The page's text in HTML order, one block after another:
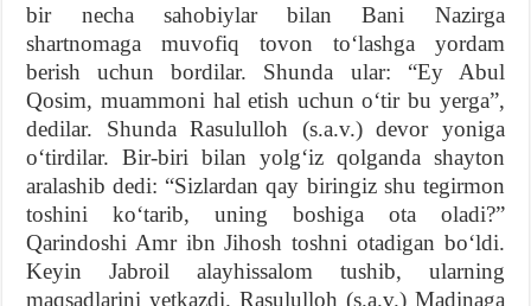
bir necha sahobiylar bilan Bani Nazirga
shartnomaga muvofiq tovon to‘lashga yordam
berish uchun bordilar. Shunda ular: “Ey Abul
Qosim, muammoni hal etish uchun o‘tir bu yerga”,
dedilar. Shunda Rasululloh (s.a.v.) devor yoniga
o‘tirdilar. Bir-biri bilan yolg‘iz qolganda shayton
aralashib dedi: “Sizlardan qay biringiz shu tegirmon
toshini ko‘tarib, uning boshiga ota oladi?”
Qarindoshi Amr ibn Jihosh toshni otadigan bo‘ldi.
Keyin Jabroil alayhissalom tushib, ularning
maqsadlarini yetkazdi. Rasululloh (s.a.v.) Madinaga